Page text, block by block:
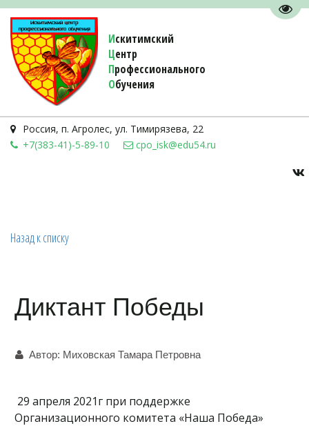
Искитимский
Центр
Профессионального
Обучения
Россия, п. Агролес, ул. Тимирязева, 22
+7(383-41)-5-89-10
cpo_isk@edu54.ru
Назад к списку
Диктант Победы
Автор: Миховская Тамара Петровна
29 апреля 2021г при поддержке
Организационного комитета «Наша Победа»